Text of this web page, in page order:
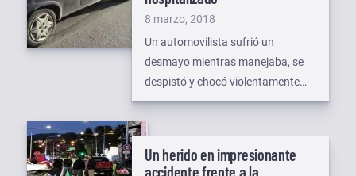
género y la igualdad salarial.
Desde la Secretaría de la Mujer […]
Publicado
el
8 marzo, 2018
Un automovilista sufrió un
desmayo mientras manejaba, se
despistó y chocó violentamente
contra un poste de alumbrado
público, en la ciudad de Ushuaia.
siniestro ocurrió pasadas las 8 de
Un herido en impresionante
accidente frente a la